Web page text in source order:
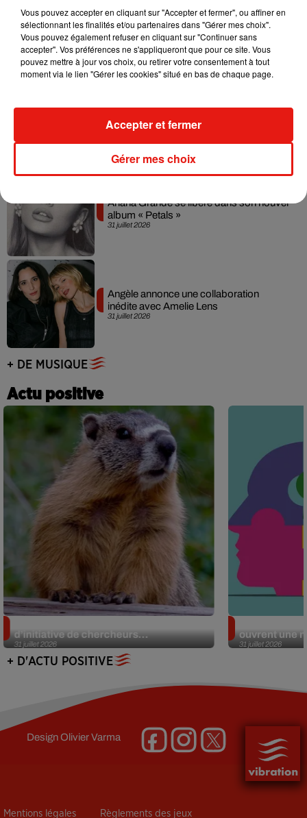
4 août 2026
Ariana Grande prendra une pause après
sa tournée mondiale
31 juillet 2026
Grand Corps Malade emmène Styleto
en road-trip dans son nouveau clip
31 juillet 2026
Ariana Grande se libère dans son nouvel
album « Petals »
31 juillet 2026
Angèle annonce une collaboration
inédite avec Amelie Lens
+ DE MUSIQUE
Actu positive
31 juillet 2026
d’initiative de chercheurs...
31 juillet 2026
ouvrent une
+ D'ACTU POSITIVE
DesignOlivier Varma
Mentions légales Règlements des jeux
Vous pouvez accepter en cliquant sur "Accepter et fermer", ou affiner en
sélectionnant les finalités et/ou partenaires dans "Gérer mes choix".
Vous pouvez également refuser en cliquant sur "Continuer sans
accepter". Vos préférences ne s'appliqueront que pour ce site. Vous
pouvez mettre à jour vos choix, ou retirer votre consentement à tout
moment via le lien "Gérer les cookies" situé en bas de chaque page.
Gérer mes choix
Accepter et fermer